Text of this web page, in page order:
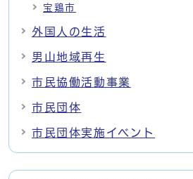
宝鶏市
外国人の生活
男山地域再生
市民協働活動事業
市民団体
市民団体実施イベント